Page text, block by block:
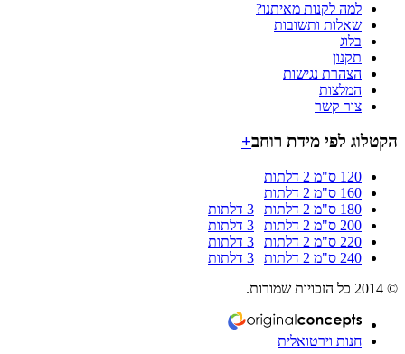
למה לקנות מאיתנו?
שאלות ותשובות
הצהרת נגישות
המלצות
צור קשר
לפי מידת רוחב+
|3 דלתות
|3 דלתות
|3 דלתות
|3 דלתות
חנות וירטואלית